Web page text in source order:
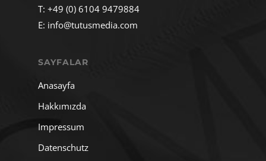
T: +49 (0) 6104 9479884
E: info@tutusmedia.com
SAYFALAR
Anasayfa
Hakkımızda
Impressum
Datenschutz